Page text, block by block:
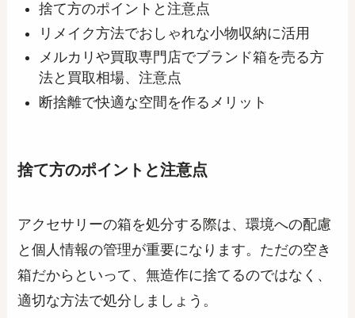
捨て方のポイントと注意点
リメイク方法でおしゃれな小物収納に活用
メルカリや買取専門店でブランド箱を売る方
法と買取相場、注意点
断捨離で快適な空間を作るメリット
捨て方のポイントと注意点
アクセサリーの箱を処分する際は、環境への配慮
と個人情報の管理が重要になります。ただの空き
箱だからといって、無造作に捨てるのではなく、
適切な方法で処分しましょう。